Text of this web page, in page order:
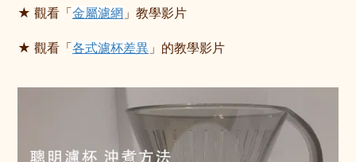
★ 觀看「金屬濾網 」教學影片
★ 觀看「各式濾杯差異 」的教學影片